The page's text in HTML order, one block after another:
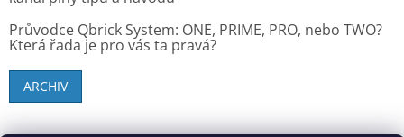
Průvodce Qbrick System: ONE, PRIME, PRO, nebo TWO?
Která řada je pro vás ta pravá?
ARCHIV